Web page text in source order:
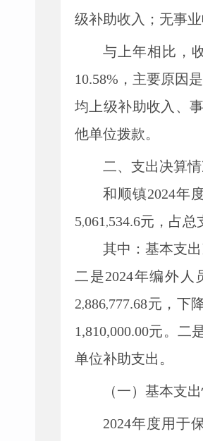
级补助收入； 无事业
与上年相比，
10.58% ， 主要原因是
均 上级补助收入、
他单位拨款。
二、支出决算
和顺镇2024年
5,061 ,534.6元 ，占总
其中：基本支出
二是2024年编外
2,886,777.68元， 下
1,810,000.00元。
单位补助支出。
（一）基本支
2024年度用于